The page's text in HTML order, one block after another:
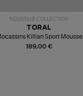
NOUVELLE COLLECTION
189,00 €
TORAL
Killian Sport Mousse